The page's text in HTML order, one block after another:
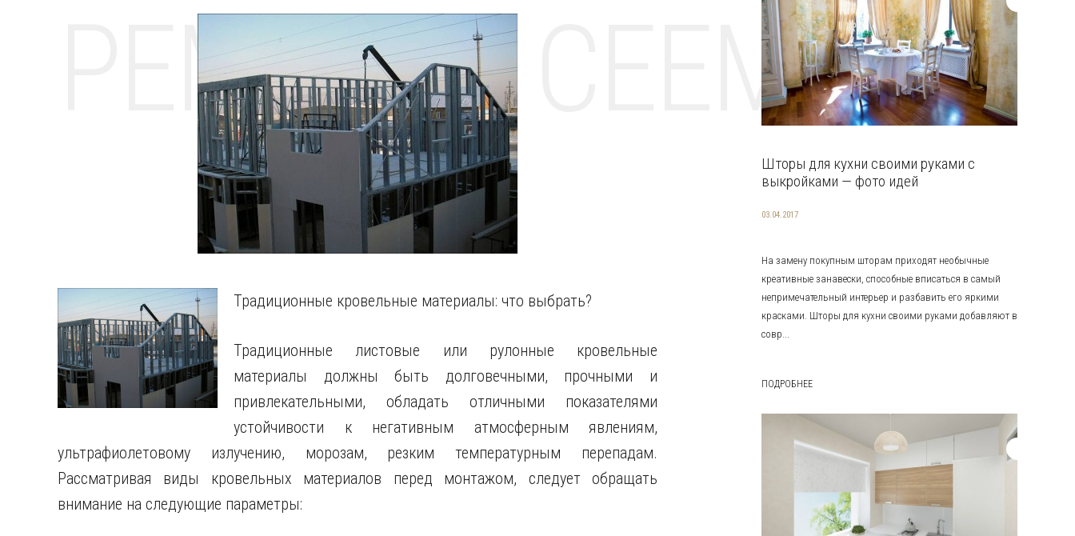
РЕМОНТЕ CEEMAT
Традиционные кровельные материалы: что выбрать?
Традиционные листовые или рулонные кровельные
материалы должны быть долговечными, прочными и
привлекательными, обладать отличными показателями
устойчивости к негативным атмосферным явлениям,
ультрафиолетовому излучению, морозам, резким температурным перепадам.
Рассматривая виды кровельных материалов перед монтажом, следует обращать
внимание на следующие параметры:
Шторы для кухни своими руками с
выкройками — фото идей
03.04.2017
На замену покупным шторам приходят необычные
креативные занавески, способные вписаться в самый
непримечательный интерьер и разбавить его яркими
красками. Шторы для кухни своими руками добавляют в
совр...
ПОДРОБНЕЕ